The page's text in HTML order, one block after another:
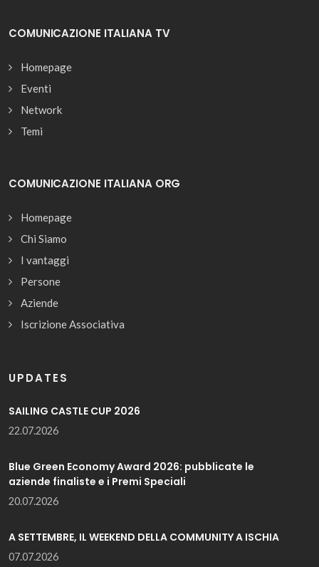
COMUNICAZIONE ITALIANA TV
Homepage
Eventi
Network
Temi
COMUNICAZIONE ITALIANA ORG
Homepage
Chi Siamo
I vantaggi
Persone
Aziende
Iscrizione Associativa
UPDATES
SAILING CASTLE CUP 2026
22.07.2026
Blue Green Economy Award 2026: pubblicate le
aziende finaliste e i Premi Speciali
20.07.2026
A SETTEMBRE, IL WEEKEND DELLA COMMUNITY A ISCHIA
07.07.2026